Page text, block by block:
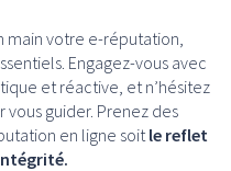
main votre e-réputation,
Engagez-vous avec
et réactive, et n’hésitez
guider. Prenez des
en ligne soit le reflet